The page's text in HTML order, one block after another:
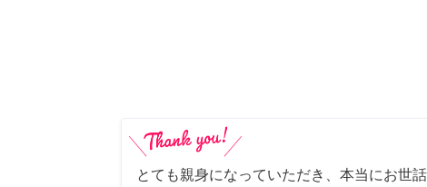
とても親身になっていただき、本当にお世